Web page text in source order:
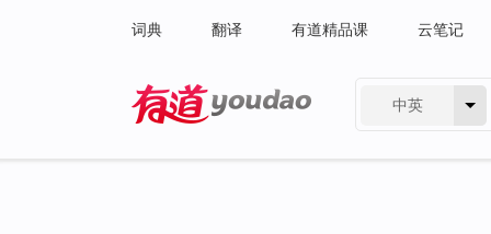
词典 翻译 有道精品课 云笔记
中英